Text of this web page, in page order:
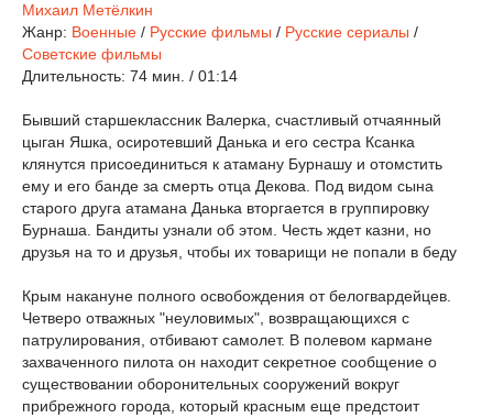
Михаил Метёлкин
Жанр: Военные / Русские фильмы / Русские сериалы /
Советские фильмы
Длительность: 74 мин. / 01:14
Бывший старшеклассник Валерка, счастливый отчаянный
цыган Яшка, осиротевший Данька и его сестра Ксанка
клянутся присоединиться к атаману Бурнашу и отомстить
ему и его банде за смерть отца Декова. Под видом сына
старого друга атамана Данька вторгается в группировку
Бурнаша. Бандиты узнали об этом. Честь ждет казни, но
друзья на то и друзья, чтобы их товарищи не попали в беду
Крым накануне полного освобождения от белогвардейцев.
Четверо отважных "неуловимых", возвращающихся с
патрулирования, отбивают самолет. В полевом кармане
захваченного пилота он находит секретное сообщение о
существовании оборонительных сооружений вокруг
прибрежного города, который красным еще предстоит